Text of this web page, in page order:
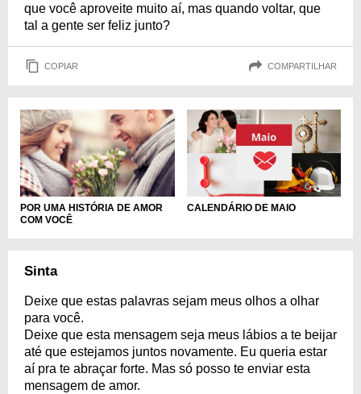
que você aproveite muito aí, mas quando voltar, que
tal a gente ser feliz junto?
COPIAR COMPARTILHAR
POR UMA HISTÓRIA DE AMOR
COM VOCÊ
CALENDÁRIO DE MAIO
Sinta
Deixe que estas palavras sejam meus olhos a olhar
para você.
Deixe que esta mensagem seja meus lábios a te beijar
até que estejamos juntos novamente. Eu queria estar
aí pra te abraçar forte. Mas só posso te enviar esta
mensagem de amor.